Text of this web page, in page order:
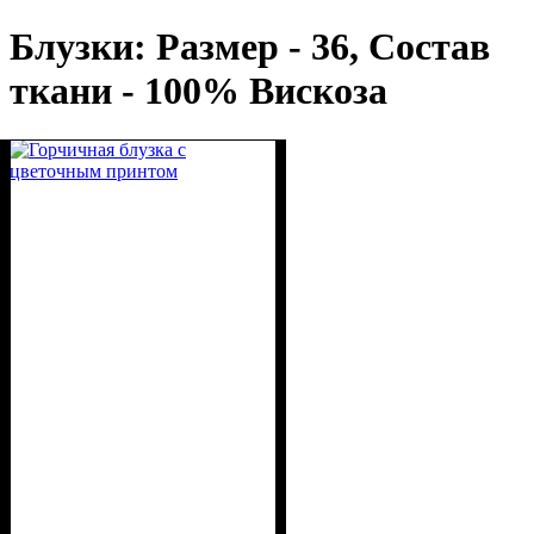
Блузки: Размер - 36, Состав
ткани - 100% Вискоза